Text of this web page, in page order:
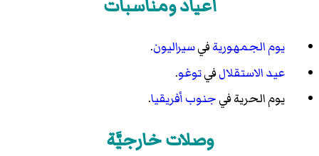
أعياد ومناسبات
يوم الجمهوريةفيسيراليون.
عيد الاستقلالفيتوغو.
يوم الحرية فيجنوب أفريقيا.
وصلات خارجيَّة